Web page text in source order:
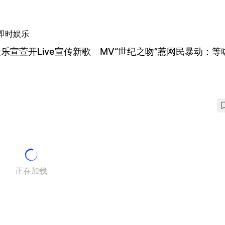
时娱乐
宣萱开Live宣传新歌 MV“世纪之吻”惹网民暴动：等
正在加载